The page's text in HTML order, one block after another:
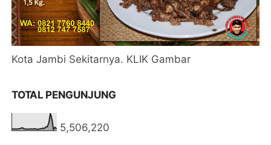
Kota Jambi Sekitarnya. KLIK Gambar
TOTAL PENGUNJUNG
5,506,220